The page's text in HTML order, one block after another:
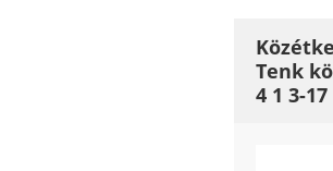
Tenk
4 1 3-17